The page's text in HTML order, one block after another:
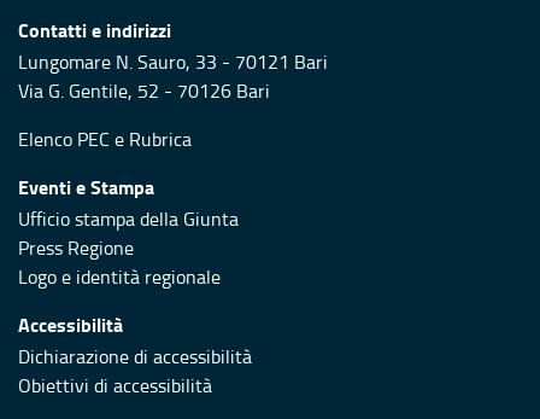
Contatti e indirizzi
Lungomare N. Sauro, 33 - 70121 Bari
Via G. Gentile, 52 - 70126 Bari
Elenco PEC e Rubrica
Eventi e Stampa
Ufficio stampa della Giunta
Press Regione
Logo e identità regionale
Accessibilità
Dichiarazione di accessibilità
Obiettivi di accessibilità